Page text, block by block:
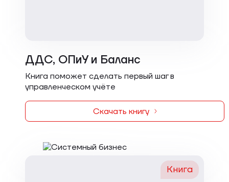
ДДС, ОПиУ и Баланс
Книга поможет сделать первый шаг в
управленческом учёте
Скачать книгу
Книга